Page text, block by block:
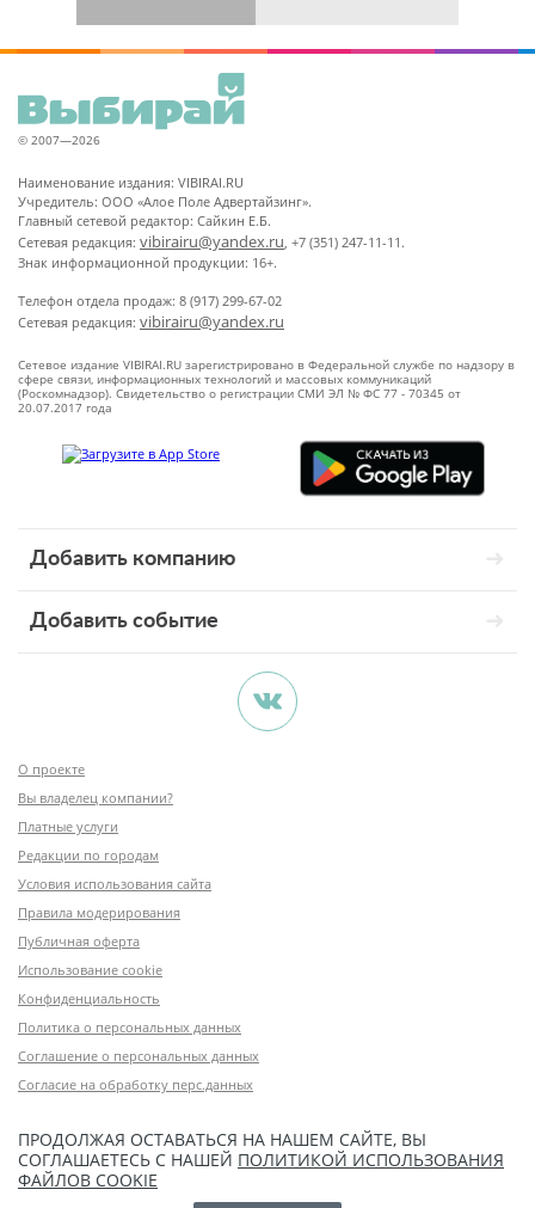
© 2007—2026
Наименование издания: VIBIRAI.RU
Учредитель: ООО «Алое Поле Адвертайзинг».
Главный сетевой редактор: Сайкин Е.Б.
Сетевая редакция: vibirairu@yandex.ru, +7 (351) 247-11-11.
Знак информационной продукции: 16+.
Телефон отдела продаж: 8 (917) 299-67-02
Сетевая редакция: vibirairu@yandex.ru
Сетевое издание VIBIRAI.RU зарегистрировано в Федеральной службе по надзору в
сфере связи, информационных технологий и массовых коммуникаций
(Роскомнадзор). Свидетельство о регистрации СМИ ЭЛ № ФС 77 - 70345 от
20.07.2017 года
Добавить компанию
Добавить событие
О проекте
Вы владелец компании?
Платные услуги
Редакции по городам
Условия использования сайта
Правила модерирования
Публичная оферта
Использование cookie
Конфиденциальность
Политика о персональных данных
Соглашение о персональных данных
Согласие на обработку перс.данных
ПРОДОЛЖАЯ ОСТАВАТЬСЯ НА НАШЕМ САЙТЕ, ВЫ
СОГЛАШАЕТЕСЬ С НАШЕЙ ПОЛИТИКОЙ ИСПОЛЬЗОВАНИЯ
ФАЙЛОВ COOKIE